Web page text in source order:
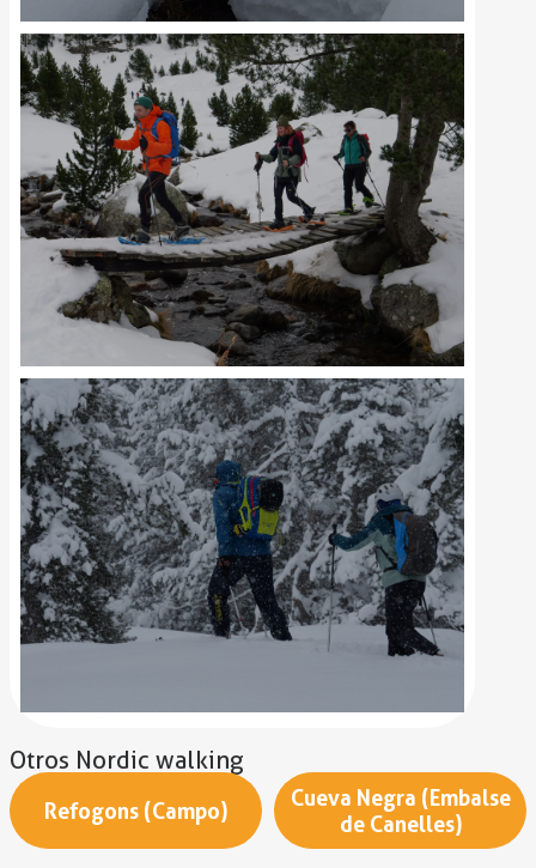
Otros Nordic walking
Refogons (Campo)
Cueva Negra (Embalse
de Canelles)